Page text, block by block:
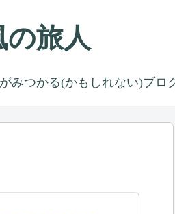
の旅人
みつかる(かもしれない)ブロ